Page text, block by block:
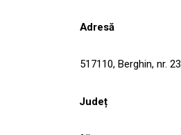
Adresă
517110, Berghin, nr. 23
Județ